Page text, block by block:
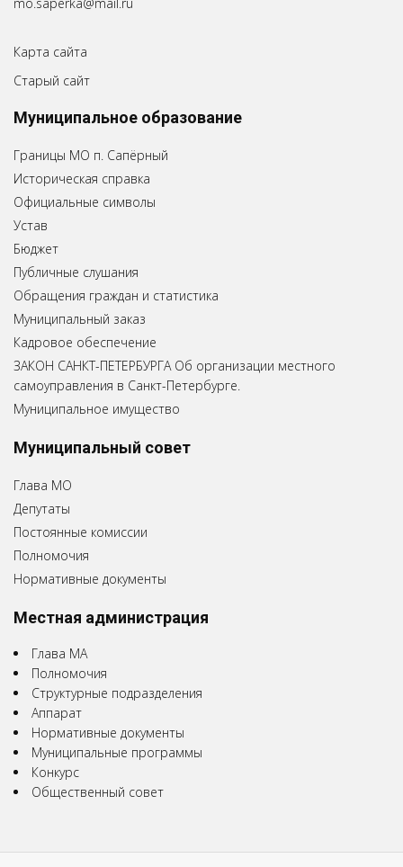
Карта сайта
Старый сайт
Муниципальное образование
Границы МО п. Сапёрный
Историческая справка
Официальные символы
Устав
Бюджет
Публичные слушания
Обращения граждан и статистика
Муниципальный заказ
Кадровое обеспечение
ЗАКОН САНКТ-ПЕТЕРБУРГА Об организации местного
самоуправления в Санкт-Петербурге.
Муниципальное имущество
Муниципальный совет
Глава МО
Депутаты
Постоянные комиссии
Полномочия
Нормативные документы
Местная администрация
Глава МА
Полномочия
Структурные подразделения
Аппарат
Нормативные документы
Муниципальные программы
Конкурс
Общественный совет